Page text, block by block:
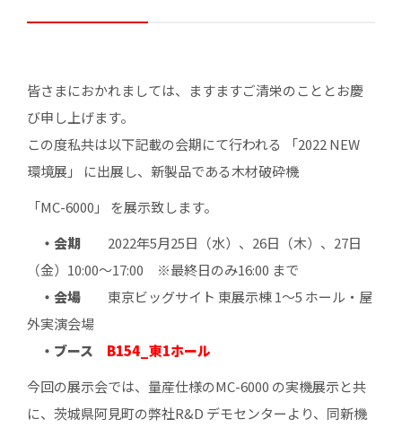
皆さまにおかれましては、ますますご清栄のこととお慶
び申し上げます。
この度私共は以下記載の会期にて行われる 「2022 NEW
環境展」 に出展し、新製品である木材破砕機
「MC-6000」 を展示致します。
・会期 2022年5月25日（水）、26日（木）、27日
（金）10:00～17:00 ※最終日のみ16:00 まで
・会場 東京ビッグサイト 東展示棟 1～5 ホール・屋
外実演会場
・ブース B154_東1ホール
今回の展示会では、量産仕様のMC-6000 の実機展示と共
に、茨城県阿見町の弊社R&D デモセンターより、同新機